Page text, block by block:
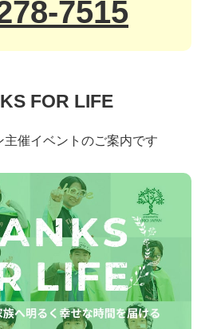
7515
FOR LIFE
主催イベントのご案内です